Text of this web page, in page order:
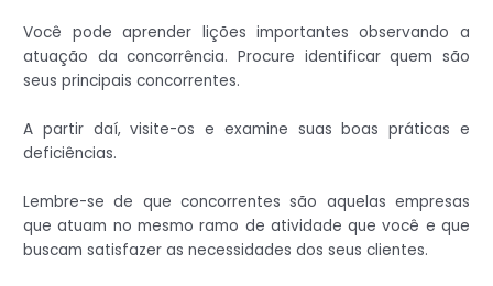
Você pode aprender lições importantes observando a
atuação da concorrência. Procure identificar quem são
seus principais concorrentes.
A partir daí, visite-os e examine suas boas práticas e
deficiências.
Lembre-se de que concorrentes são aquelas empresas
que atuam no mesmo ramo de atividade que você e que
buscam satisfazer as necessidades dos seus clientes.